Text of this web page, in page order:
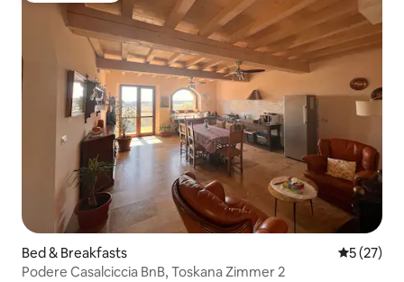
Bed & Breakfasts
5 (27)
Podere Casalciccia BnB, Toskana Zimmer 2